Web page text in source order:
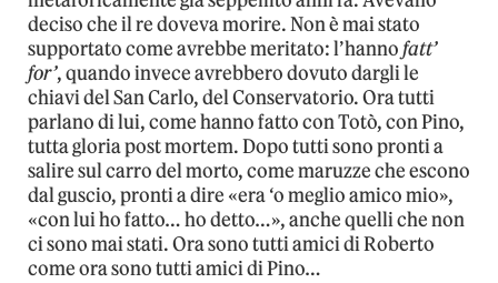
deciso che il re doveva morire. Non è mai stato
supportato come avrebbe meritato: l’hannofatt’
for’, quando invece avrebbero dovuto dargli le
chiavi del San Carlo, del Conservatorio. Ora tutti
parlano di lui, come hanno fatto con Totò, con Pino,
tutta gloria post mortem. Dopo tutti sono pronti a
salire sul carro del morto, come maruzze che escono
dal guscio, pronti a dire «era ‘o meglio amico mio»,
«con lui ho fatto… ho detto…», anche quelli che non
ci sono mai stati. Ora sono tutti amici di Roberto
come ora sono tutti amici di Pino…